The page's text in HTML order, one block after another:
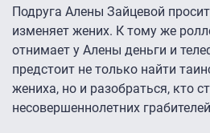
Подруга Алены Зайцевой
изменяет жених. К тому же
отнимает у Алены деньги и
предстоит не только найти
жениха, но и разобраться, кто
несовершеннолетних